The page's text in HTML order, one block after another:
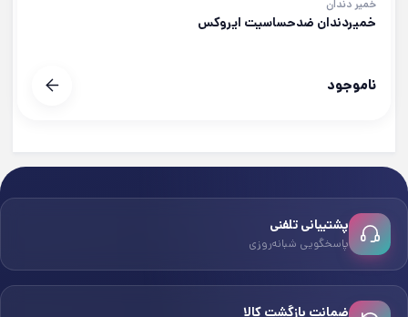
خمیر دندان
خمیردندان ضدحساسیت ایروکس
ناموجود
پشتیبانی تلفنی
پاسخگویی شبانه‌روزی
ضمانت بازگشت کالا